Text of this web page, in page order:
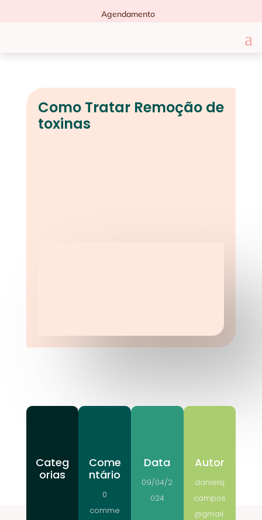
Agendamento
Como Tratar Remoção de
toxinas
Categ
orias
Come
ntário
0
comme
Data
09/04/2
024
Autor
danielsj
campos
@gmail.